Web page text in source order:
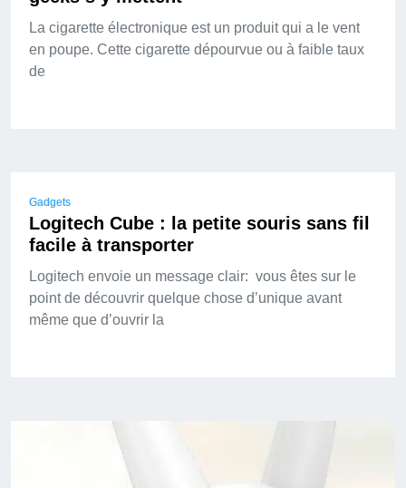
La cigarette électronique est un produit qui a le vent
en poupe. Cette cigarette dépourvue ou à faible taux
de
Gadgets
Logitech Cube : la petite souris sans fil
facile à transporter
Logitech envoie un message clair: vous êtes sur le
point de découvrir quelque chose d’unique avant
même que d’ouvrir la